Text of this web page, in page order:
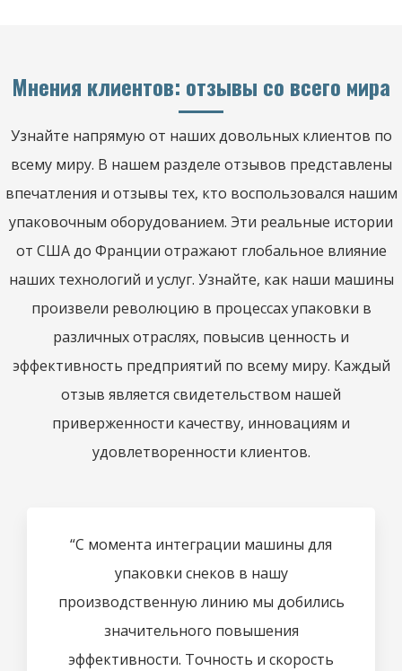
Мнения клиентов: отзывы со всего мира
Узнайте напрямую от наших довольных клиентов по
всему миру. В нашем разделе отзывов представлены
впечатления и отзывы тех, кто воспользовался нашим
упаковочным оборудованием. Эти реальные истории
от США до Франции отражают глобальное влияние
наших технологий и услуг. Узнайте, как наши машины
произвели революцию в процессах упаковки в
различных отраслях, повысив ценность и
эффективность предприятий по всему миру. Каждый
отзыв является свидетельством нашей
приверженности качеству, инновациям и
удовлетворенности клиентов.
“С момента интеграции машины для
упаковки снеков в нашу
производственную линию мы добились
значительного повышения
эффективности. Точность и скорость